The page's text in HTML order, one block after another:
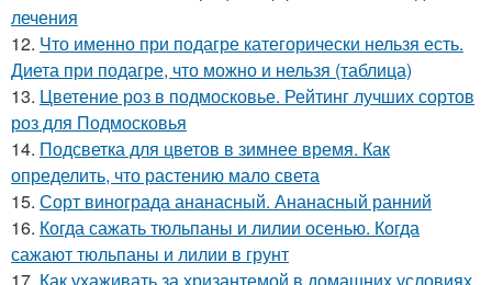
лечения
12. Что именно при подагре категорически нельзя есть.
Диета при подагре, что можно и нельзя (таблица)
13. Цветение роз в подмосковье. Рейтинг лучших сортов
роз для Подмосковья
14. Подсветка для цветов в зимнее время. Как
определить, что растению мало света
15. Сорт винограда ананасный. Ананасный ранний
16. Когда сажать тюльпаны и лилии осенью. Когда
сажают тюльпаны и лилии в грунт